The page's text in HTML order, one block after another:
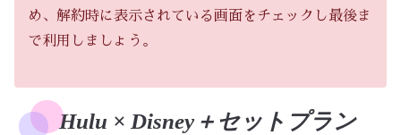
め、解約時に表示されている画面をチェックし最後ま
で利用しましょう。
Hulu × Disney＋セットプラン